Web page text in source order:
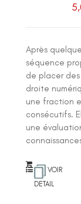
Après
séquence
de placer
droite
une fraction
consécutifs.
une
VOIR
DETAIL